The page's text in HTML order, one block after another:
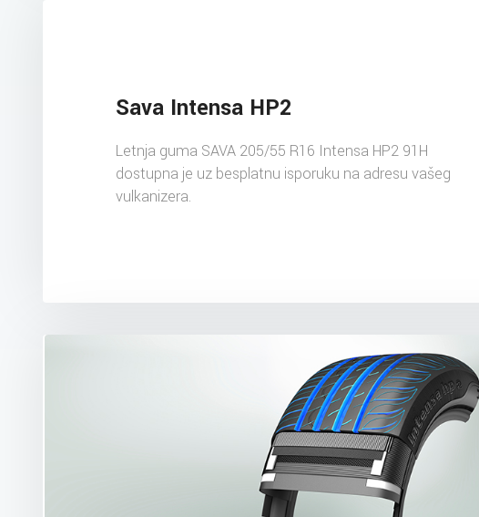
Sava Intensa HP2
Letnja guma SAVA 205/55 R16 Intensa HP2 91H
dostupna je uz besplatnu isporuku na adresu vašeg
vulkanizera.